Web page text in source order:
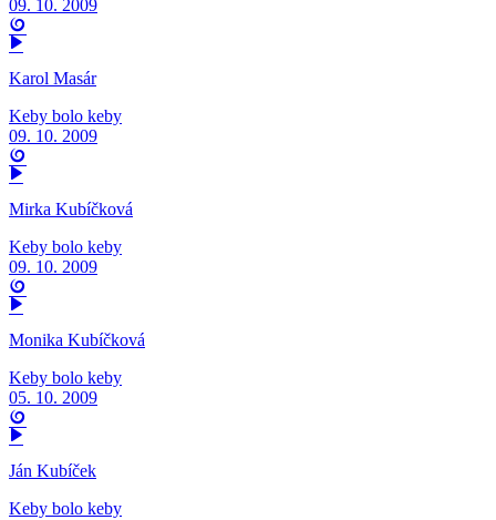
09. 10. 2009
Karol Masár
Keby bolo keby
09. 10. 2009
Mirka Kubíčková
Keby bolo keby
09. 10. 2009
Monika Kubíčková
Keby bolo keby
05. 10. 2009
Ján Kubíček
Keby bolo keby